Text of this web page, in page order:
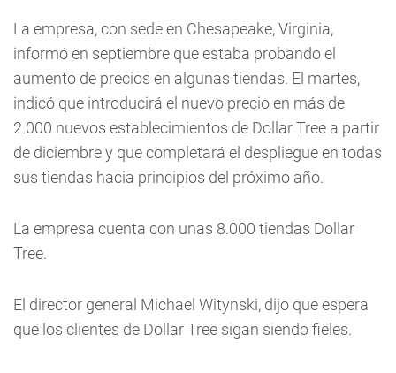
La empresa, con sede en Chesapeake, Virginia,
informó en septiembre que estaba probando el
aumento de precios en algunas tiendas. El martes,
indicó que introducirá el nuevo precio en más de
2.000 nuevos establecimientos de Dollar Tree a partir
de diciembre y que completará el despliegue en todas
sus tiendas hacia principios del próximo año.
La empresa cuenta con unas 8.000 tiendas Dollar
Tree.
El director general Michael Witynski, dijo que espera
que los clientes de Dollar Tree sigan siendo fieles.